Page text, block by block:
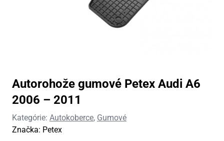
Autorohože gumové Petex Audi A6
2006 – 2011
Kategórie: Autokoberce, Gumové
Značka: Petex